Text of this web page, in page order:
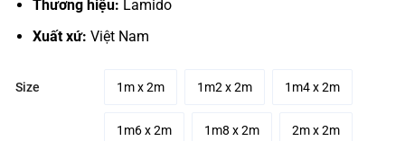
Thương hiệu: Lamido
Xuất xứ: Việt Nam
Size 1m x 2m 1m2 x 2m 1m4 x 2m
1m6 x 2m 1m8 x 2m 2m x 2m